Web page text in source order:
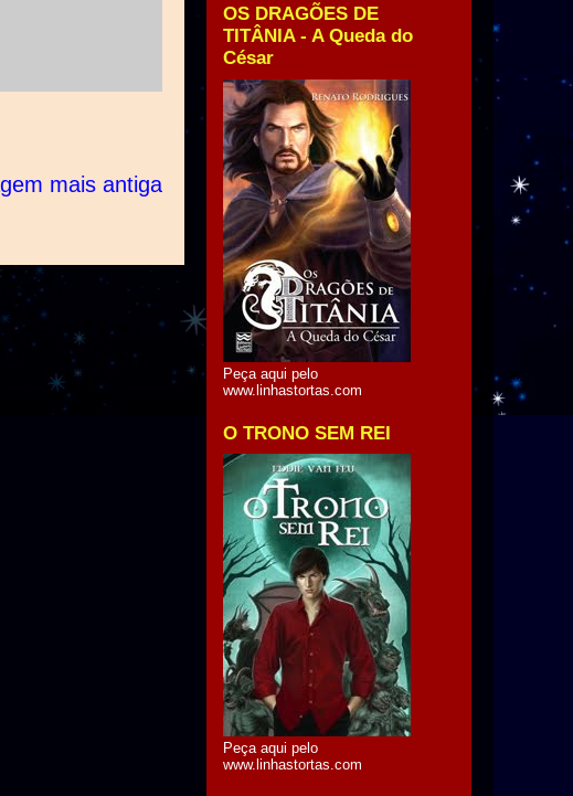
mais antiga
OS DRAGÕES DE
TITÂNIA - A Queda do
César
Peça aqui pelo
www.linhastortas.com
O TRONO SEM REI
Peça aqui pelo
www.linhastortas.com